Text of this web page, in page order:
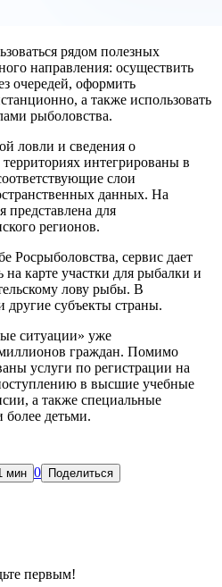
рядом полезных
направления: осуществить
очередей, оформить
а также использовать
рыболовства.
ловли и сведения о
интегрированы в
слои
данных. На
для
регионов.
Росрыболовства, сервис дает
карте участки для рыбалки и
лову рыбы. В
другие субъекты страны.
ситуации» уже
граждан. Помимо
услуги по регистрации на
в высшие учебные
а также специальные
более детьми.
мин 0
Поделиться
первым!